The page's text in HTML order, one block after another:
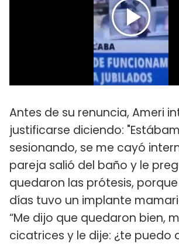
Antes de su renuncia, Ameri
justificarse diciendo:
sesionando, se me cayó
pareja salió del baño y le
quedaron las prótesis,
días tuvo un implante
“Me dijo que quedaron bien,
cicatrices y le dije: ¿te puedo